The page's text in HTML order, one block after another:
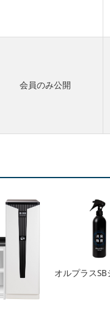
会員のみ公開
オルプラス